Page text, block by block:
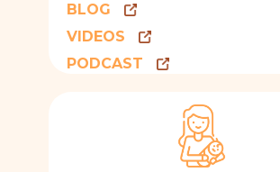
BLOG
VIDEOS
PODCAST